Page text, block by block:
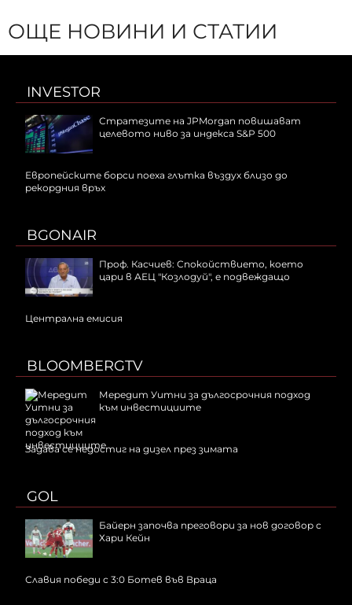
ОЩЕ НОВИНИ И СТАТИИ
INVESTOR
Стратезите на JPMorgan повишават
целевото ниво за индекса S&P 500
Европейските борси поеха глътка въздух близо до
рекордния връх
BGONAIR
Проф. Касчиев: Спокойствието, което
цари в АЕЦ "Козлодуй", е подвеждащо
Централна емисия
BLOOMBERGTV
Мередит Уитни за дългосрочния подход
към инвестициите
Задава се недостиг на дизел през зимата
GOL
Байерн започва преговори за нов договор с
Хари Кейн
Славия победи с 3:0 Ботев във Враца